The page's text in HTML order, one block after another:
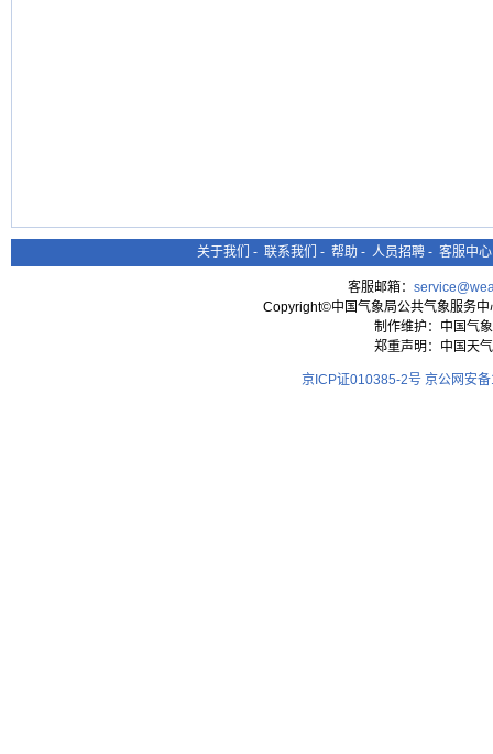
关于我们 - 联系我们 - 帮助 - 人员招聘 - 客服中心
客服邮箱：
Copyright©中国气象局公共气象服务
制作维护：中国气
郑重声明：中国天
京ICP证010385-2号 京公网安